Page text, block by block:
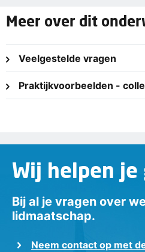
Meer over dit
Veelgestelde vragen
Praktijkvoorbeelden -
Wij helpen je
Bij al je vragen over
lidmaatschap.
Neem contact op met